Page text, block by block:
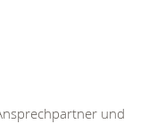
und